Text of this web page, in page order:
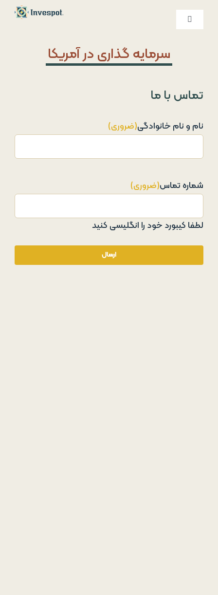
Skip
کنترلر
سرمایه گذاری در آمریکا
تماس با ما
نام و نام خانوادگی(ضروری)
شماره تماس(ضروری)
لطفا کیبورد خود را انگلیسی کنید